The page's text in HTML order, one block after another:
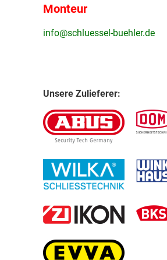
Monteur
info@schluessel-buehler.de
Unsere Zulieferer: